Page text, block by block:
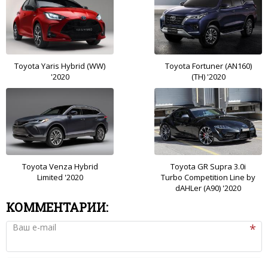
Toyota Yaris Hybrid (WW)
'2020
Toyota Fortuner (AN160)
(TH) '2020
Toyota Venza Hybrid
Limited '2020
Toyota GR Supra 3.0i
Turbo Competition Line by
dAHLer (A90) '2020
КОММЕНТАРИИ:
Ваш e-mail